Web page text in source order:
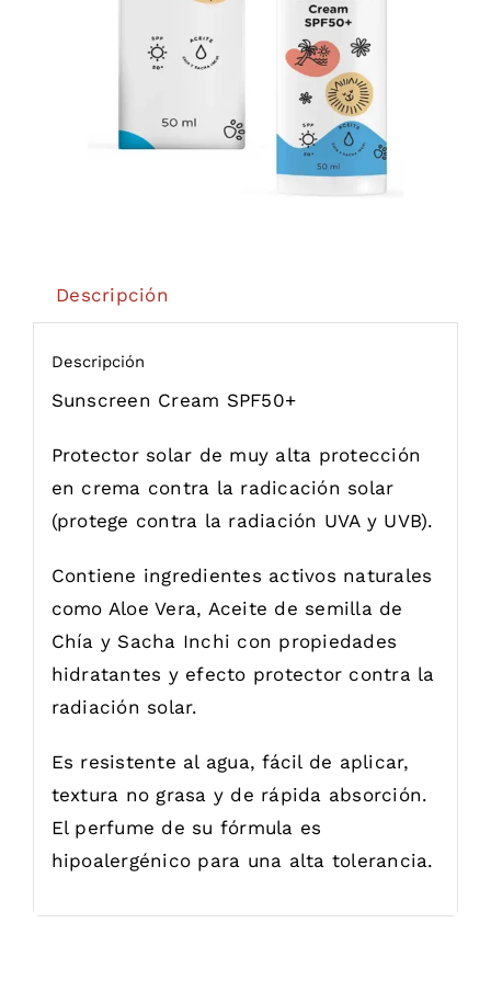
Descripción
Descripción
Sunscreen Cream SPF50+
Protector solar de muy alta protección
en crema contra la radicación solar
(protege contra la radiación UVA y UVB).
Contiene ingredientes activos naturales
como Aloe Vera, Aceite de semilla de
Chía y Sacha Inchi con propiedades
hidratantes y efecto protector contra la
radiación solar.
Es resistente al agua, fácil de aplicar,
textura no grasa y de rápida absorción.
El perfume de su fórmula es
hipoalergénico para una alta tolerancia.